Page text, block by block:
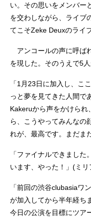
い。その思いをメンバー
を交わしながら、ライブ
てこそZeke Deuxのライ
アンコールの声に呼ば
を現した。そのうえで5人
「1月23日に加入し、こ
っと夢を見てきた人間で
Kakeruから声をかけられ
ら、こうやってみんなの
れが、最高です。まだま
「ファイナルできまし
います、やった！」(ミリ
「前回の渋谷clubasiaワ
が加入してから半年経ち
今日の公演を目標にツア